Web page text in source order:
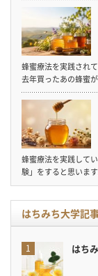
蜂蜜療法を実践され
去年買ったあの蜂蜜
蜂蜜療法を実践して
験」をすると思いま
はちみち大学記
はち